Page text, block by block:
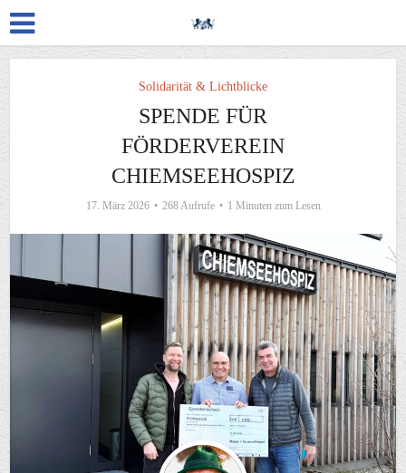
Solidarität & Lichtblicke
SPENDE FÜR
FÖRDERVEREIN
CHIEMSEEHOSPIZ
17. März 2026 268 Aufrufe 1 Minuten zum Lesen